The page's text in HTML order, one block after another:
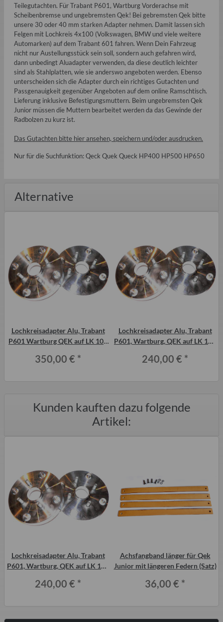
Teilegutachten. Für Trabant P601, Wartburg Vorderachse mit
Scheibenbremse und ungebremsten Qek! Bei gebremsten Qek bitte
unsere 30 oder 40 mm starken Adapter nehmen. Damit lassen sich
Felgen mit Lochkreis 4x100 (Volkswagen, BMW und viele weitere
Automarken) auf dem Trabant 601 fahren. Wenn Dein Fahrzeug
nicht nur Austellungsstück sein soll, sondern auch gefahren wird,
dann unbedingt Aluadapter verwenden, da diese deutlich leichter
sind als Stahlplatten, wie sie anderswo angeboten werden. Ebenso
unterscheiden sich die Adapter durch ein richtiges Gutachten und
Passgenauigkeit gegenüber Angeboten auf dem online Ramschtisch.
Lieferung inklusive Befestigungsmuttern. Beim ungebremsten Qek
Junior müssen die Muttern bearbeitet werden da das Gewinde der
Radbolzen zu kurz ist.
Das Gutachten bitte hier ansehen, speichern und/oder ausdrucken.
Nur für die Suchfunktion: Qeck Quek Queck HP400 HP500 HP650
Alternative
Lochkreisadapter Alu, Trabant
P601 Wartburg QEK auf LK 100
350,00 € *
Lochkreisadapter Alu, Trabant
P601, Wartburg, QEK auf LK 100
240,00 € *
Kunden kauften dazu folgende
Artikel:
Lochkreisadapter Alu, Trabant
P601, Wartburg, QEK auf LK 100
240,00 € *
Achsfangband länger für Qek
Junior mit längeren Federn (Satz)
36,00 € *